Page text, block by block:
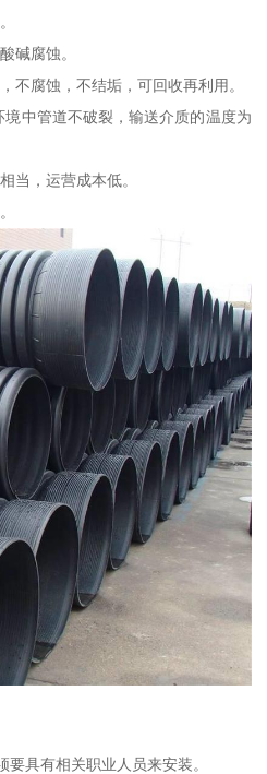
碱腐蚀。
不腐蚀，不结垢，可回收再利用。
中管道不破裂，输送介质的温度为
当，运营成本低。
要具有相关职业人员来安装。